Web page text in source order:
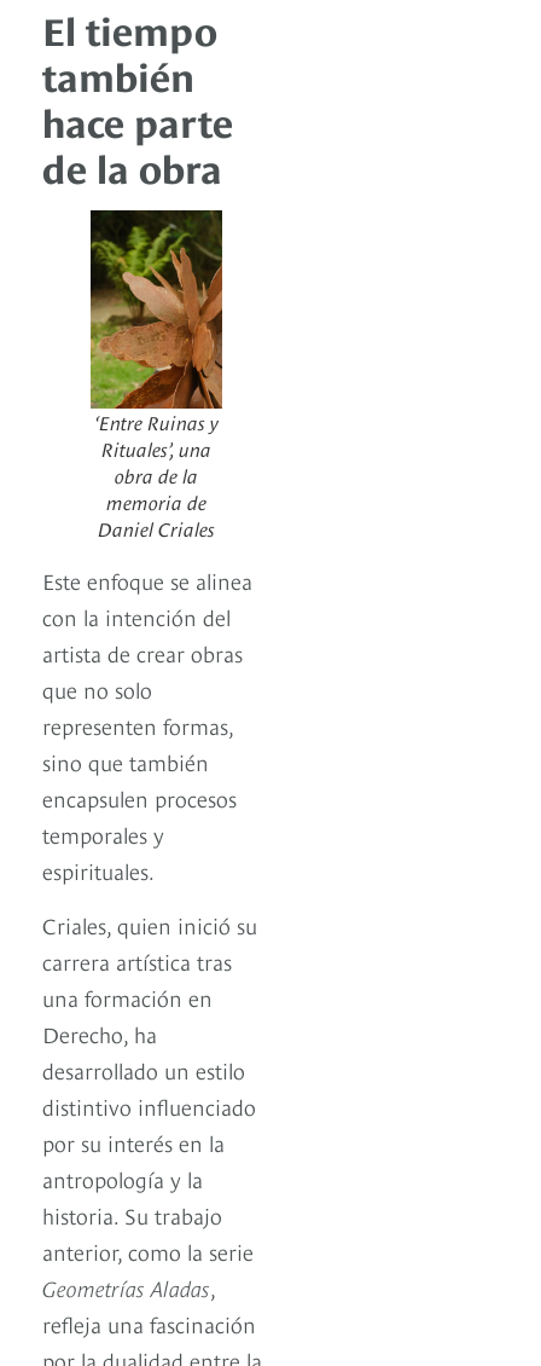
El tiempo
también
hace parte
de la obra
‘Entre Ruinas y
Rituales’, una
obra de la
memoria de
Daniel Criales
Este enfoque se alinea
con la intención del
artista de crear obras
que no solo
representen formas,
sino que también
encapsulen procesos
temporales y
espirituales.
Criales, quien inició su
carrera artística tras
una formación en
Derecho, ha
desarrollado un estilo
distintivo influenciado
por su interés en la
antropología y la
historia. Su trabajo
anterior, como la serie
Geometrías Aladas,
refleja una fascinación
por la dualidad entre la